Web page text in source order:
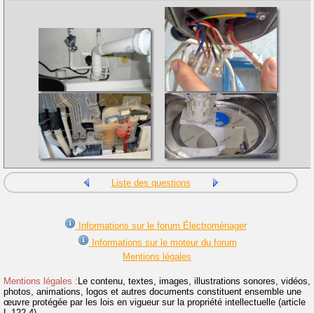
Liste des questions
Informations sur le forum Électroménager
Informations sur le moteur du forum
Mentions légales
Mentions légales : Le contenu, textes, images, illustrations sonores, vidéos,
photos, animations, logos et autres documents constituent ensemble une
œuvre protégée par les lois en vigueur sur la propriété intellectuelle (article